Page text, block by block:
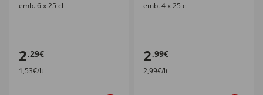
emb. 6 x 25 cl
2,29€
1,53€/lt
emb. 4 x 25 cl
2,99€
2,99€/lt